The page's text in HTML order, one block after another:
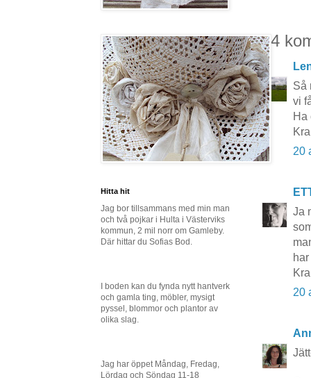
14
Så
vi
Ha
20
Ja
20
Hitta hit
Jag bor tillsammans med min man
och två pojkar i Hulta i Västerviks
kommun, 2 mil norr om Gamleby.
Där hittar du Sofias Bod.
I boden kan du fynda nytt hantverk
och gamla ting, möbler, mysigt
pyssel, blommor och plantor av
olika slag.
Jag har öppet Måndag, Fredag,
Lördag och Söndag 11-18